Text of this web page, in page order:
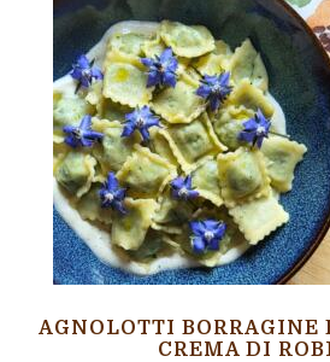
AGNOLOTTI BORRAGINE
CREMA DI